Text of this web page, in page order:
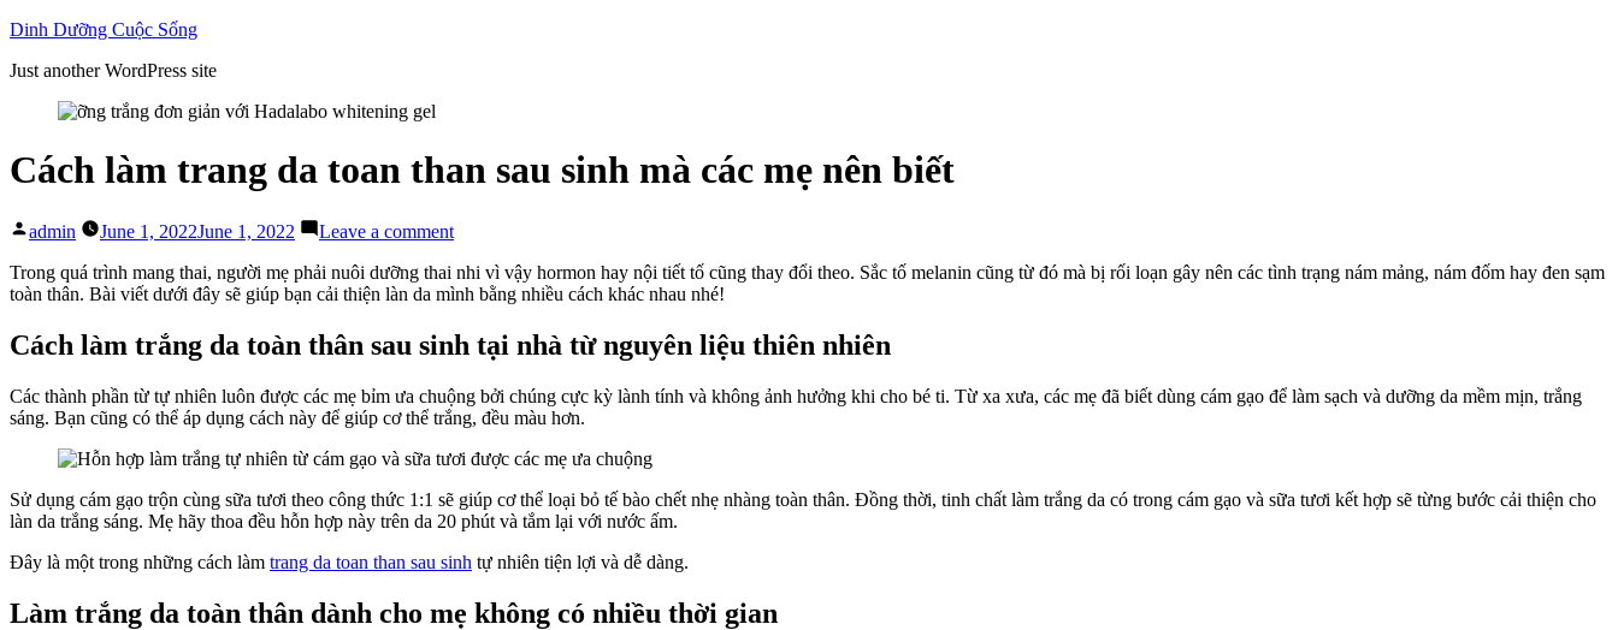
Skip
content
Dinh Dưỡng Cuộc Sống
Just another WordPress site
Cách làm trang da toan than sau sinh mà các mẹ nên biết
Posted
admin June 1, 2022June 1, 2022 Leave a commenton
làm
trang
toan
than
sinh
mà
mẹ
nên
biết
Trong quá trình mang thai, người mẹ phải nuôi dưỡng thai nhi vì vậy hormon hay nội tiết tố cũng thay đổi theo. Sắc tố melanin cũng từ đó mà bị rối loạn gây nên các tình trạng nám mảng, nám đốm hay đen sạm
toàn thân. Bài viết dưới đây sẽ giúp bạn cải thiện làn da mình bằng nhiều cách khác nhau nhé!
Cách làm trắng da toàn thân sau sinh tại nhà từ nguyên liệu thiên nhiên
Các thành phần từ tự nhiên luôn được các mẹ bỉm ưa chuộng bởi chúng cực kỳ lành tính và không ảnh hưởng khi cho bé ti. Từ xa xưa, các mẹ đã biết dùng cám gạo để làm sạch và dưỡng da mềm mịn, trắng
sáng. Bạn cũng có thể áp dụng cách này để giúp cơ thể trắng, đều màu hơn.
Sử dụng cám gạo trộn cùng sữa tươi theo công thức 1:1 sẽ giúp cơ thể loại bỏ tế bào chết nhẹ nhàng toàn thân. Đồng thời, tinh chất làm trắng da có trong cám gạo và sữa tươi kết hợp sẽ từng bước cải thiện cho
làn da trắng sáng. Mẹ hãy thoa đều hỗn hợp này trên da 20 phút và tắm lại với nước ấm.
Đây là một trong những cách làm trang da toan than sau sinh tự nhiên tiện lợi và dễ dàng.
Làm trắng da toàn thân dành cho mẹ không có nhiều thời gian